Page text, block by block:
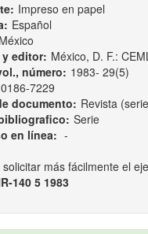
Impreso en papel
Español
México
editor: México, D. F.:
número: 1983- 29(5)
0186-7229
documento: Revista
Serie
en línea: -
solicitar más fácilmente el
140 5 1983